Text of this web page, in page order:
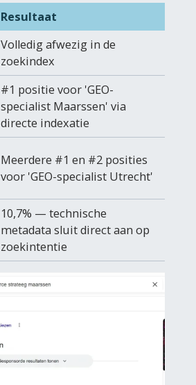
Resultaat
Volledig afwezig in de
zoekindex
#1 positie voor 'GEO-
specialist Maarssen' via
directe indexatie
Meerdere #1 en #2 posities
voor 'GEO-specialist Utrecht'
10,7% — technische
metadata sluit direct aan op
zoekintentie